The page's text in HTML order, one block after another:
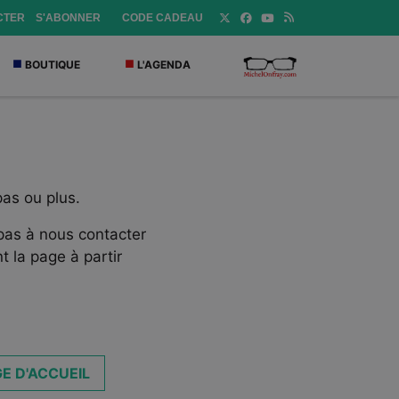
S'ABONNER CODE CADEAU
BOUTIQUE L'AGENDA
ou plus.
à nous contacter
la page à partir
D'ACCUEIL